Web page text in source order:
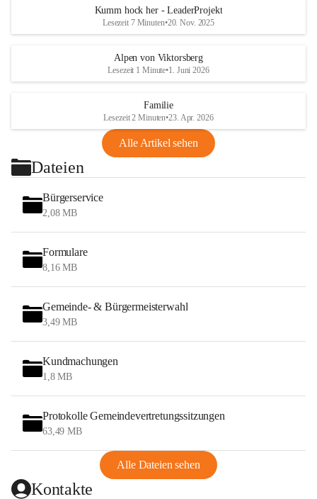
Kumm hock her - LeaderProjekt
Lesezeit 7 Minuten•20. Nov. 2025
Alpen von Viktorsberg
Lesezeit 1 Minute•1. Juni 2026
Familie
Lesezeit 2 Minuten•23. Apr. 2026
Alle Artikel sehen
Dateien
Bürgerservice
2,08 MB
Formulare
8,16 MB
Gemeinde- & Bürgermeisterwahl
3,49 MB
Kundmachungen
1,8 MB
Protokolle Gemeindevertretungssitzungen
63,49 MB
Alle Dateien sehen
Kontakte